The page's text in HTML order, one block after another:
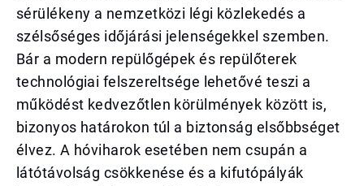
sérülékeny a nemzetközi légi közlekedés a
szélsőséges időjárási jelenségekkel szemben.
Bár a modern repülőgépek és repülőterek
technológiai felszereltsége lehetővé teszi a
működést kedvezőtlen körülmények között is,
bizonyos határokon túl a biztonság elsőbbséget
élvez. A hóviharok esetében nem csupán a
látótávolság csökkenése és a kifutópályák